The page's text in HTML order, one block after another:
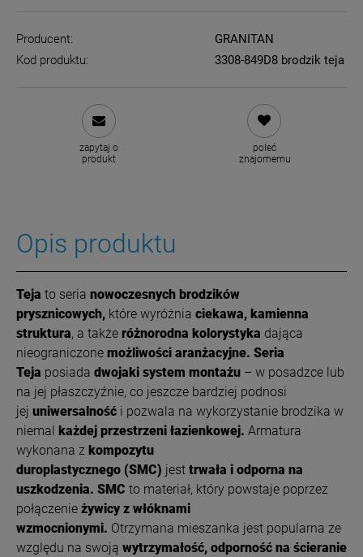
Producent:
GRANITAN
Kod produktu:
3308-849D8 brodzik teja
zapytaj o
produkt
poleć
znajomemu
Opis produktu
Teja to seria nowoczesnych brodzików
prysznicowych, które wyróżnia ciekawa, kamienna
struktura, a także różnorodna kolorystyka dająca
nieograniczone możliwości aranżacyjne. Seria
Teja posiada dwojaki system montażu – w posadzce lub
na jej płaszczyźnie, co jeszcze bardziej podnosi
jej uniwersalność i pozwala na wykorzystanie brodzika w
niemal każdej przestrzeni łazienkowej. Armatura
wykonana z kompozytu
duroplastycznego (SMC) jest trwała i odporna na
uszkodzenia. SMC to materiał, który powstaje poprzez
połączenie żywicy z włóknami
wzmocnionymi. Otrzymana mieszanka jest popularna ze
względu na swoją wytrzymałość, odporność na ścieranie